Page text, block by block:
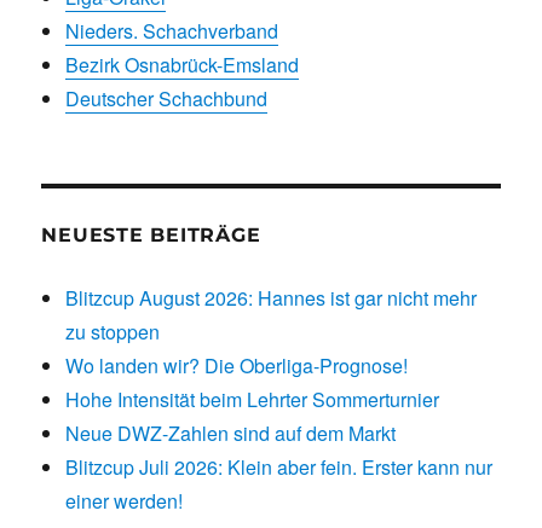
Nieders. Schachverband
Bezirk Osnabrück-Emsland
Deutscher Schachbund
NEUESTE BEITRÄGE
Blitzcup August 2026: Hannes ist gar nicht mehr
zu stoppen
Wo landen wir? Die Oberliga-Prognose!
Hohe Intensität beim Lehrter Sommerturnier
Neue DWZ-Zahlen sind auf dem Markt
Blitzcup Juli 2026: Klein aber fein. Erster kann nur
einer werden!